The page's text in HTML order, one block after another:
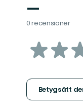
—
0 recensioner
av
Betygsätt